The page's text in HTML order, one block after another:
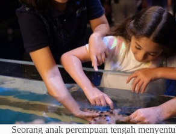
Seorang anak perempuan tengah